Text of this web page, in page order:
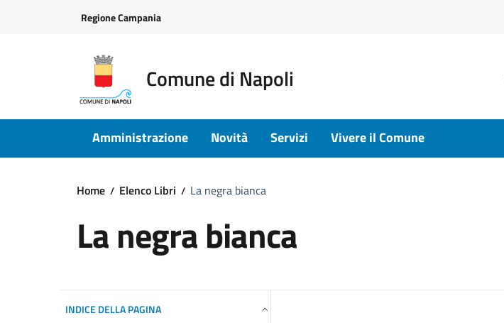
Regione Campania
Comune di Napoli
Amministrazione Novità Servizi Vivere il Comune
Home Elenco Libri La negra bianca
La negra bianca
INDICE DELLA PAGINA